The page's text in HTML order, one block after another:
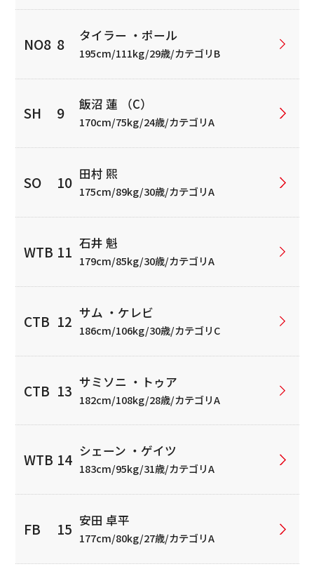
タイラー ・ポール
195cm/111kg/29歳/カテゴリB
飯沼 蓮 （C）
170cm/75kg/24歳/カテゴリA
田村 煕
175cm/89kg/30歳/カテゴリA
石井 魁
179cm/85kg/30歳/カテゴリA
サム ・ケレビ
186cm/106kg/30歳/カテゴリC
サミソニ ・トゥア
182cm/108kg/28歳/カテゴリA
シェーン ・ゲイツ
183cm/95kg/31歳/カテゴリA
安田 卓平
177cm/80kg/27歳/カテゴリA